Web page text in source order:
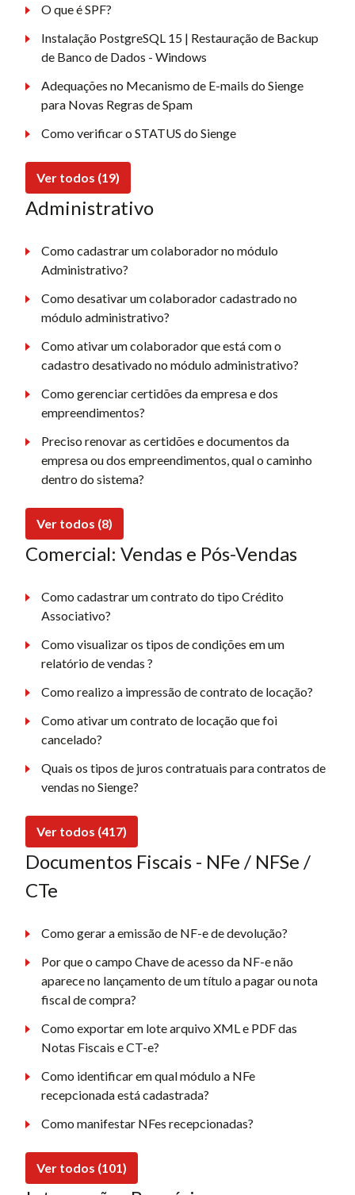
O que é SPF?
Instalação PostgreSQL 15 | Restauração de Backup
de Banco de Dados - Windows
Adequações no Mecanismo de E-mails do Sienge
para Novas Regras de Spam
Como verificar o STATUS do Sienge
Ver todos (19)
Administrativo
Como cadastrar um colaborador no módulo
Administrativo?
Como desativar um colaborador cadastrado no
módulo administrativo?
Como ativar um colaborador que está com o
cadastro desativado no módulo administrativo?
Como gerenciar certidões da empresa e dos
empreendimentos?
Preciso renovar as certidões e documentos da
empresa ou dos empreendimentos, qual o caminho
dentro do sistema?
Ver todos (8)
Comercial: Vendas e Pós-Vendas
Como cadastrar um contrato do tipo Crédito
Associativo?
Como visualizar os tipos de condições em um
relatório de vendas ?
Como realizo a impressão de contrato de locação?
Como ativar um contrato de locação que foi
cancelado?
Quais os tipos de juros contratuais para contratos de
vendas no Sienge?
Ver todos (417)
Documentos Fiscais - NFe / NFSe /
CTe
Como gerar a emissão de NF-e de devolução?
Por que o campo Chave de acesso da NF-e não
aparece no lançamento de um título a pagar ou nota
fiscal de compra?
Como exportar em lote arquivo XML e PDF das
Notas Fiscais e CT-e?
Como identificar em qual módulo a NFe
recepcionada está cadastrada?
Como manifestar NFes recepcionadas?
Ver todos (101)